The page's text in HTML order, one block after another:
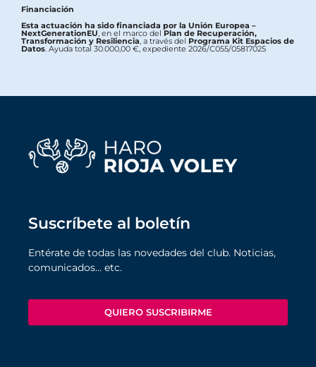
Financiación
Esta actuación ha sido financiada por la Unión Europea –
NextGenerationEU , en el marco delPlan de Recuperación,
Transformación y Resiliencia , a través del Programa Kit Espacios de
Datos . Ayuda total 30.000,00 €, expediente 2026/C055/05817025
Suscríbete al boletín
Entérate de todas las novedades del club. Noticias,
comunicados… etc.
QUIERO SUSCRIBIRME